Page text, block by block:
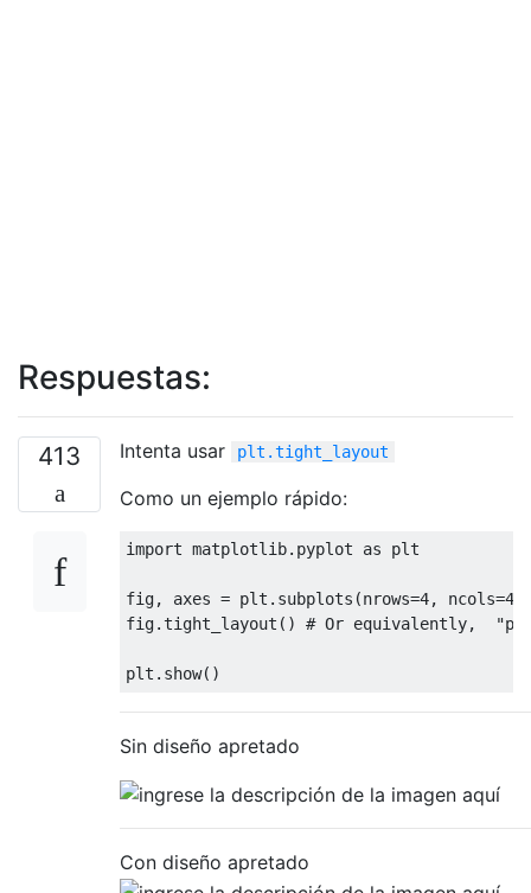
Respuestas:
413 Intenta usar plt.tight_layout
Como un ejemplo rápido:
import matplotlib. pyplot as plt
fig, axes = plt . subplots (nrows=4, ncols=4
fig.tight_layout () # Or equivalently,
plt . show()
Sin diseño apretado
Con diseño apretado